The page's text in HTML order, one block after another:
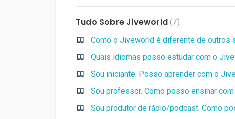
Tudo Sobre Jiveworld 7
Como o Jiveworld é diferente de outros
Quais idiomas posso estudar com o
Sou iniciante. Posso aprender com o
Sou professor. Como posso ensinar
Sou produtor de rádio/podcast. Como